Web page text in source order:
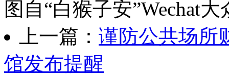
图自“白猴子安”Wechat大
上一篇： 谨防公共场所
馆发布提醒